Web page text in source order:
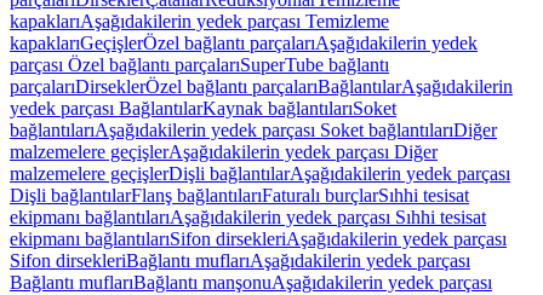
kapaklarıAşağıdakilerin yedek parçası Temizleme
kapaklarıGeçişlerÖzel bağlantı parçalarıAşağıdakilerin yedek
parçası Özel bağlantı parçalarıSuperTube bağlantı
parçalarıDirseklerÖzel bağlantı parçalarıBağlantılarAşağıdakilerin
yedek parçası BağlantılarKaynak bağlantılarıSoket
bağlantılarıAşağıdakilerin yedek parçası Soket bağlantılarıDiğer
malzemelere geçişlerAşağıdakilerin yedek parçası Diğer
malzemelere geçişlerDişli bağlantılarAşağıdakilerin yedek parçası
Dişli bağlantılarFlanş bağlantılarıFaturalı burçlarSıhhi tesisat
ekipmanı bağlantılarıAşağıdakilerin yedek parçası Sıhhi tesisat
ekipmanı bağlantılarıSifon dirsekleriAşağıdakilerin yedek parçası
Sifon dirsekleriBağlantı muflarıAşağıdakilerin yedek parçası
Bağlantı muflarıBağlantı manşonuAşağıdakilerin yedek parçası